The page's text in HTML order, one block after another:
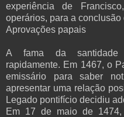
experiência de
operários, para a conclusão
Aprovações papais
A fama da santidade
rapidamente. Em 1467, o
emissário para saber
apresentar uma relação
Legado pontifício decidiu
Em 17 de maio de